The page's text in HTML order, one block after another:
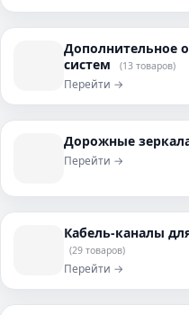
Дополнительное
систем
(13 товаров)
Перейти →
Дорожные
Перейти →
Кабель-каналы
(29 товаров)
Перейти →